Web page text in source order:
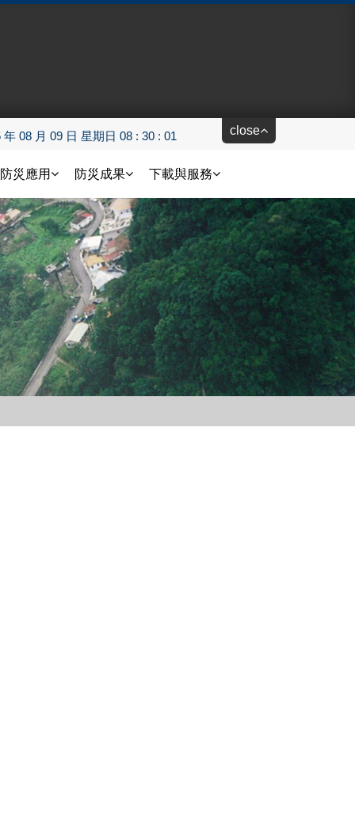
close
年 08 月 09 日 星期日 08 : 30 : 02
防災應用 防災成果 下載與服務